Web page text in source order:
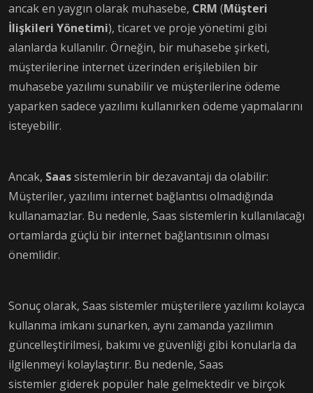
ancak en yaygın olarak muhasebe, CRM (Müşteri
İlişkileri Yönetimi), ticaret ve proje yönetimi gibi
alanlarda kullanılır. Örneğin, bir muhasebe şirketi,
müşterilerine internet üzerinden erişilebilen bir
muhasebe yazılımı sunabilir ve müşterilerine ödeme
yaparken sadece yazılımı kullanırken ödeme yapmalarını
isteyebilir.
Ancak, Saassistemlerin bir dezavantajı da olabilir:
Müşteriler, yazılımı internet bağlantısı olmadığında
kullanamazlar. Bu nedenle, Saas sistemlerin kullanılacağı
ortamlarda güçlü bir internet bağlantısının olması
önemlidir.
Sonuç olarak, Saas sistemler müşterilere yazılımı kolayca
kullanma imkanı sunarken, aynı zamanda yazılımın
güncelleştirilmesi, bakımı ve güvenliği gibi konularla da
ilgilenmeyi kolaylaştırır. Bu nedenle, Saas
sistemler giderek popüler hale gelmektedir ve birçok